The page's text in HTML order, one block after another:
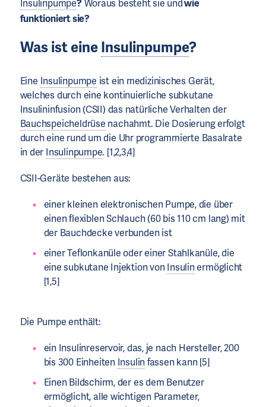
Insulinpumpe?Woraus besteht sie undwie
funktioniert sie?
Was ist eineInsulinpumpe?
Eine Insulinpumpe ist ein medizinisches Gerät,
welches durch eine kontinuierliche subkutane
Insulininfusion (CSII) das natürliche Verhalten der
Bauchspeicheldrüse nachahmt. Die Dosierung erfolgt
durch eine rund um die Uhr programmierte Basalrate
in der Insulinpumpe. [1,2,3,4]
CSII-Geräte bestehen aus:
einer kleinen elektronischen Pumpe, die über
einen flexiblen Schlauch (60 bis 110 cm lang) mit
der Bauchdecke verbunden ist
einer Teflonkanüle oder einer Stahlkanüle, die
eine subkutane Injektion vonInsulinermöglicht
[1,5]
Die Pumpe enthält:
ein Insulinreservoir, das, je nach Hersteller, 200
bis 300 Einheiten Insulinfassen kann [5]
Einen Bildschirm, der es dem Benutzer
ermöglicht, alle wichtigen Parameter,